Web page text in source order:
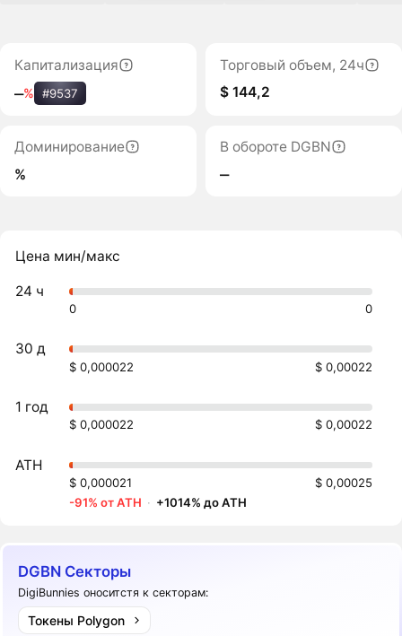
Капитализация
‒% #9537
Торговый объем, 24ч
$ 144,2
Доминирование
%
В обороте DGBN
‒
Цена мин/макс
24 ч
0 0
30 д
$ 0,000022 $ 0,00022
1 год
$ 0,000022 $ 0,00022
ATH
$ 0,000021
$ 0,00025
-91% от ATH · +1014% до ATH
DGBN Секторы
DigiBunnies оноситстя к секторам:
Токены Polygon